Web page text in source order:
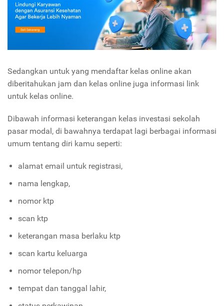
Sedangkan untuk yang mendaftar kelas online akan
diberitahukan jam dan kelas online juga informasi link
untuk kelas online.
Dibawah informasi keterangan kelas investasi sekolah
pasar modal, di bawahnya terdapat lagi berbagai informasi
umum tentang diri kamu seperti:
alamat email untuk registrasi,
nama lengkap,
nomor ktp
scan ktp
keterangan masa berlaku ktp
scan kartu keluarga
nomor telepon/hp
tempat dan tanggal lahir,